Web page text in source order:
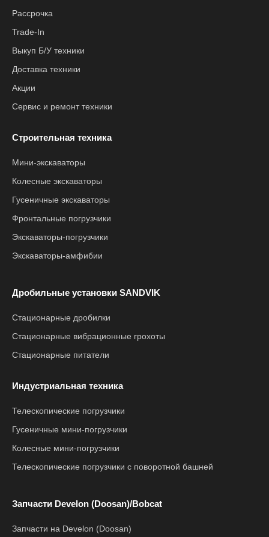
Рассрочка
Trade-In
Выкуп Б/У техники
Доставка техники
Акции
Сервис и ремонт техники
Строительная техника
Мини-экскаваторы
Колесные экскаваторы
Гусеничные экскаваторы
Фронтальные погрузчики
Экскаваторы-погрузчики
Экскаваторы-амфибии
Дробильные установки SANDVIK
Стационарные дробилки
Стационарные вибрационные грохоты
Стационарные питатели
Индустриальная техника
Телескопические погрузчики
Гусеничные мини-погрузчики
Колесные мини-погрузчики
Телескопические погрузчики с поворотной башней
Запчасти Develon (Doosan)/Bobcat
Запчасти на Develon (Doosan)